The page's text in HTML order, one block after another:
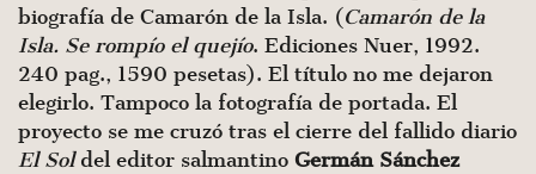
biografía de Camarón de la Isla. (Camarón de la
Isla. Se rompío el quejío. Ediciones Nuer, 1992.
240 pag., 1590 pesetas). El título no me dejaron
elegirlo. Tampoco la fotografía de portada. El
proyecto se me cruzó tras el cierre del fallido diario
El Soldel editor salmantino Germán Sánchez